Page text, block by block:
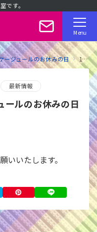
です。
Menu
ージュールのお休みの日 12/25〜1/7は年間スケジュールのお休みの日です。
最新情報
ルのお休みの日
いいたします。